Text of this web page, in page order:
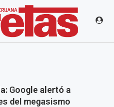
Google alertó a
del megasismo